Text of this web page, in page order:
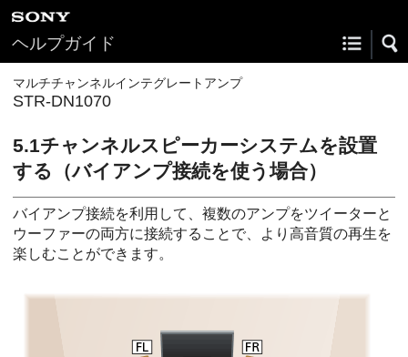
ヘルプガイド
マルチチャンネルインテグレートアンプ
STR-DN1070
5.1チャンネルスピーカーシステムを設置
する（バイアンプ接続を使う場合）
バイアンプ接続を利用して、複数のアンプをツイーターと
ウーファーの両方に接続することで、より高音質の再生を
楽しむことができます。